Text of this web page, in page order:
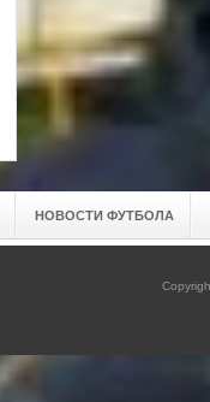
НОВОСТИ ФУТБОЛА